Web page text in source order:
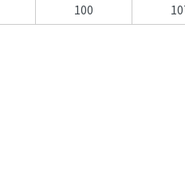
100